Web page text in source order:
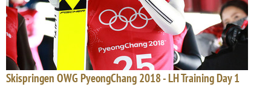
Skispringen OWG PyeongChang 2018 - LH Training Day 1